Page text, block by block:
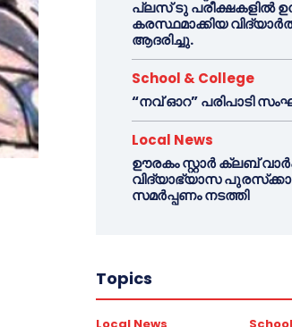
പ്ലസ് ടു പരീക്ഷകളിൽ
കരസ്ഥമാക്കിയ
ആദരിച്ചു.
School & College
“നവ് ഓറ” പരിപാടി
Local News
ഊരകം സ്റ്റാർ ക്ലബ്
വിദ്യാഭ്യാസ
സമർപ്പണം നടത്തി
Topics